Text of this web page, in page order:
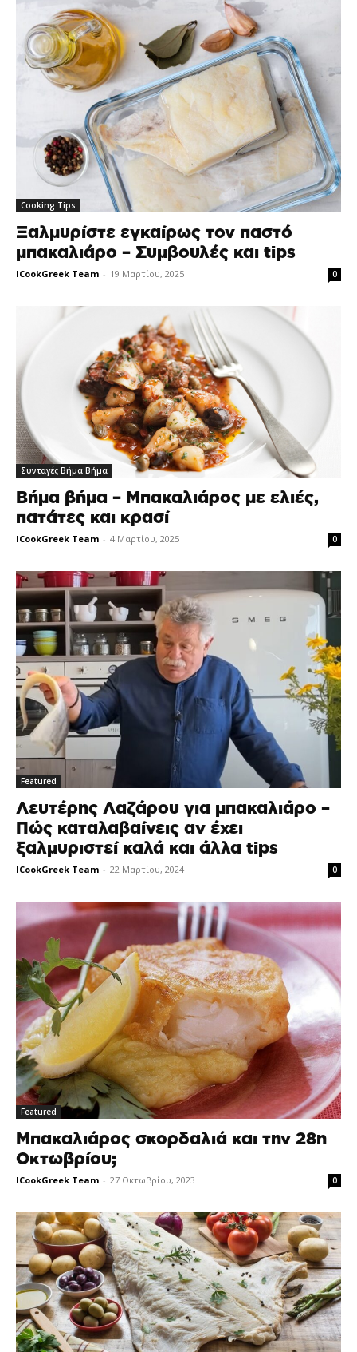
Cooking Tips
Ξαλμυρίστε εγκαίρως τον παστό
μπακαλιάρο – Συμβουλές και tips
ICookGreek Team - 19 Μαρτίου, 2025 0
Συνταγές Βήμα Βήμα
Bήμα βήμα – Μπακαλιάρος με ελιές,
πατάτες και κρασί
ICookGreek Team - 4 Μαρτίου, 2025 0
Featured
Λευτέρης Λαζάρου για μπακαλιάρο –
Πώς καταλαβαίνεις αν έχει
ξαλμυριστεί καλά και άλλα tips
ICookGreek Team - 22 Μαρτίου, 2024 0
Featured
Μπακαλιάρος σκορδαλιά και την 28η
Οκτωβρίου;
ICookGreek Team - 27 Οκτωβρίου, 2023 0